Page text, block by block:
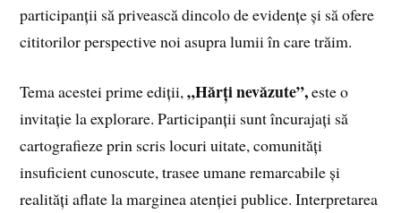
participanții să privească dincolo de evidențe și să ofere
cititorilor perspective noi asupra lumii în care trăim.
Tema acestei prime ediții,„Hărți nevăzute”,este o
invitație la explorare. Participanții sunt încurajați să
cartografieze prin scris locuri uitate, comunități
insuficient cunoscute, trasee umane remarcabile și
realități aflate la marginea atenției publice. Interpretarea